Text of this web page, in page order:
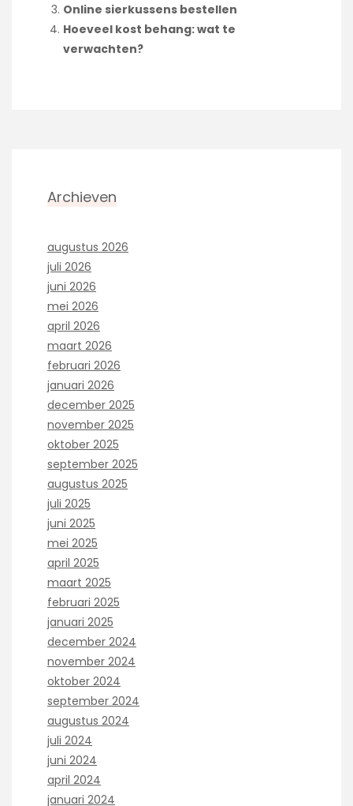
Online sierkussens bestellen
Hoeveel kost behang: wat te
verwachten?
Archieven
augustus 2026
juli 2026
juni 2026
mei 2026
april 2026
maart 2026
februari 2026
januari 2026
december 2025
november 2025
oktober 2025
september 2025
augustus 2025
juli 2025
juni 2025
mei 2025
april 2025
maart 2025
februari 2025
januari 2025
december 2024
november 2024
oktober 2024
september 2024
augustus 2024
juli 2024
juni 2024
april 2024
januari 2024